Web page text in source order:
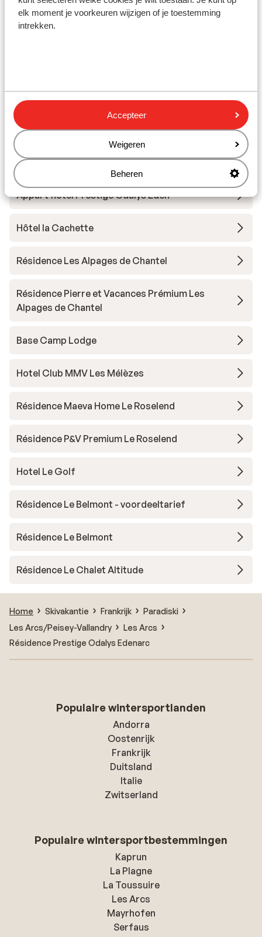
elk moment je voorkeuren wijzigen of je toestemming
intrekken.
Accepteer
Weigeren
Beheren
Skimateriaal
Les Chalets des Deux Domaines
Résidence Maeva Home - Arc 1950 Le Village
Appart'hôtel Prestige Odalys Eden
Hôtel la Cachette
Résidence Les Alpages de Chantel
Résidence Pierre et Vacances Prémium Les
Alpages de Chantel
Base Camp Lodge
Hotel Club MMV Les Mélèzes
Résidence Maeva Home Le Roselend
Résidence P&V Premium Le Roselend
Hotel Le Golf
Résidence Le Belmont - voordeeltarief
Résidence Le Belmont
Résidence Le Chalet Altitude
Home Skivakantie Frankrijk
Paradiski
Les Arcs/Peisey-Vallandry
Les Arcs
Résidence Prestige Odalys Edenarc
Populaire wintersportlanden
Andorra
Oostenrijk
Frankrijk
Duitsland
Italie
Zwitserland
Populaire wintersportbestemmingen
Kaprun
La Plagne
La Toussuire
Les Arcs
Mayrhofen
Serfaus